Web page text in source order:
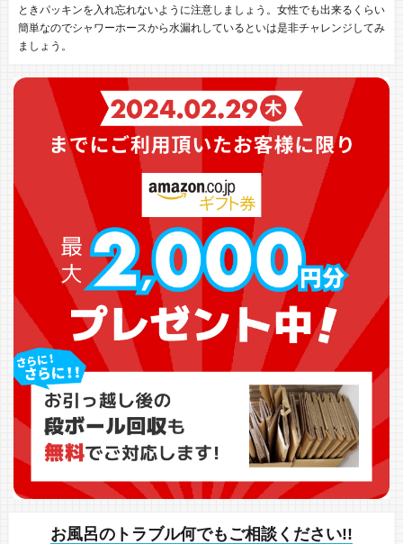
ときパッキンを入れ忘れないように注意しましょう。女性でも出来るくらい
簡単なのでシャワーホースから水漏れしているといは是非チャレンジしてみ
ましょう。
お風呂のトラブル何でもご相談ください!!